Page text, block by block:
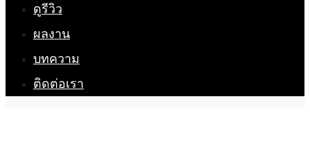
ดูรีวิว
ผลงาน
บทความ
ติดต่อเรา